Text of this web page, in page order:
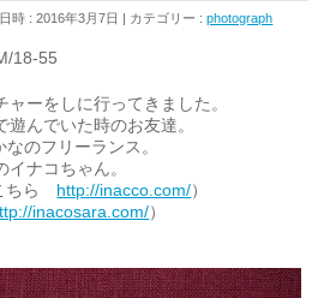
時 : 2016年3月7日 カテゴリー :photograph
18-55
ーをしに行ってきました。
んでいた時のお友達。
のフリーランス。
ナコちゃん。
ちら http://inacco.com/）
inacosara.com/）